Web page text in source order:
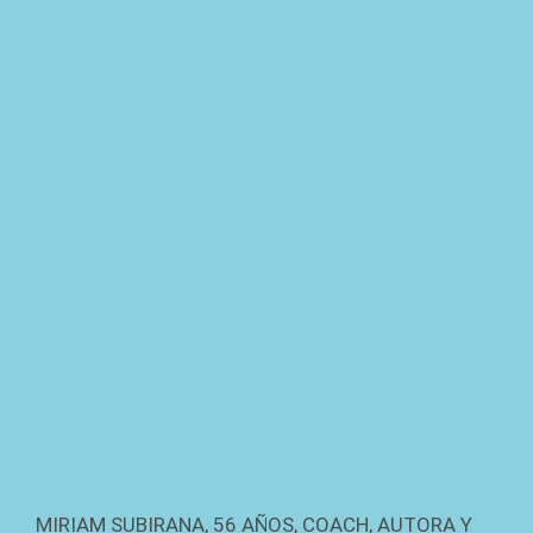
MIRIAM SUBIRANA, 56 AÑOS, COACH, AUTORA Y